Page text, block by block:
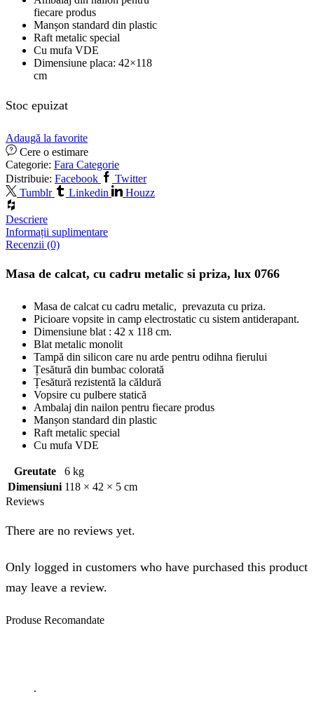
fiecare produs
Manșon standard din plastic
Raft metalic special
Cu mufa VDE
Dimensiune placa: 42×118
cm
Stoc epuizat
Adaugă la favorite
Cere o estimare
Categorie: Fara Categorie
Distribuie: Facebook
Twitter
Tumblr
Linkedin Houzz
Descriere
Informații suplimentare
Recenzii (0)
Masa de calcat, cu cadru metalic si priza, lux 0766
Masa de calcat cu cadru metalic, prevazuta cu priza.
Picioare vopsite in camp electrostatic cu sistem antiderapant.
Dimensiune blat : 42 x 118 cm.
Blat metalic monolit
Tampă din silicon care nu arde pentru odihna fierului
Țesătură din bumbac colorată
Țesătură rezistentă la căldură
Vopsire cu pulbere statică
Ambalaj din nailon pentru fiecare produs
Manșon standard din plastic
Raft metalic special
Cu mufa VDE
Greutate
6 kg
Dimensiuni 118 × 42 × 5 cm
Reviews
There are no reviews yet.
Only logged in customers who have purchased this product
may leave a review.
Produse Recomandate
.